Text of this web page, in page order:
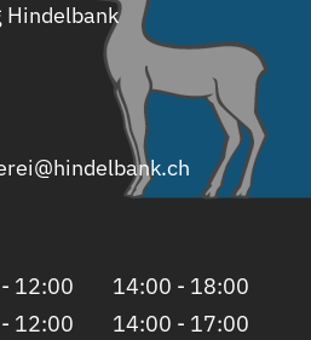
Hindelbank
12:00
14:00 - 18:00
12:00
14:00 - 17:00